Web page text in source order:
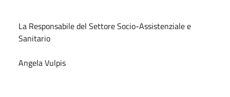
La Responsabile del Settore Socio-Assistenziale e
Sanitario
Angela Vulpis